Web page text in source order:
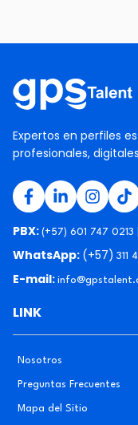
Expertos en perfiles
profesionales,
PBX: (+57) 601 747
WhatsApp: (+57) 311
E-mail:
LINK
Nosotros
Preguntas Frecuentes
Mapa del Sitio